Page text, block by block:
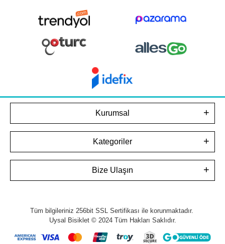
Kurumsal
Kategoriler
Bize Ulaşın
Tüm bilgileriniz 256bit SSL Sertifikası ile korunmaktadır.
Uysal Bisiklet © 2024 Tüm Hakları Saklıdır.